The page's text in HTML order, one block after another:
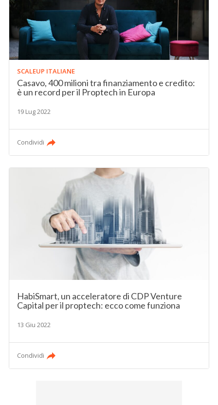
SCALEUP ITALIANE
Casavo, 400 milioni tra finanziamento e credito:
è un record per il Proptech in Europa
19 Lug 2022
Condividi
HabiSmart, un acceleratore di CDP Venture
Capital per il proptech: ecco come funziona
13 Giu 2022
Condividi